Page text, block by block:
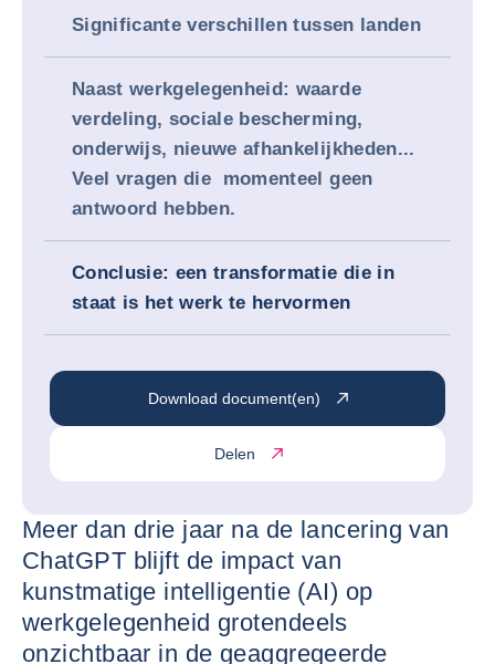
Significante verschillen tussen landen
Naast werkgelegenheid: waarde
verdeling, sociale bescherming,
onderwijs, nieuwe afhankelijkheden...
Veel vragen die momenteel geen
antwoord hebben.
Conclusie: een transformatie die in
staat is het werk te hervormen
Download document(en)
Delen
Meer dan drie jaar na de lancering van
ChatGPT blijft de impact van
kunstmatige intelligentie (AI) op
werkgelegenheid grotendeels
onzichtbaar in de geaggregeerde